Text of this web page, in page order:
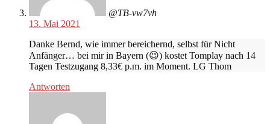
@TB-vw7vh
13. Mai 2021
Danke Bernd, wie immer bereichernd, selbst für Nicht
Anfänger… bei mir in Bayern (😉) kostet Tomplay nach 14
Tagen Testzugang 8,33€ p.m. im Moment. LG Thom
Antworten